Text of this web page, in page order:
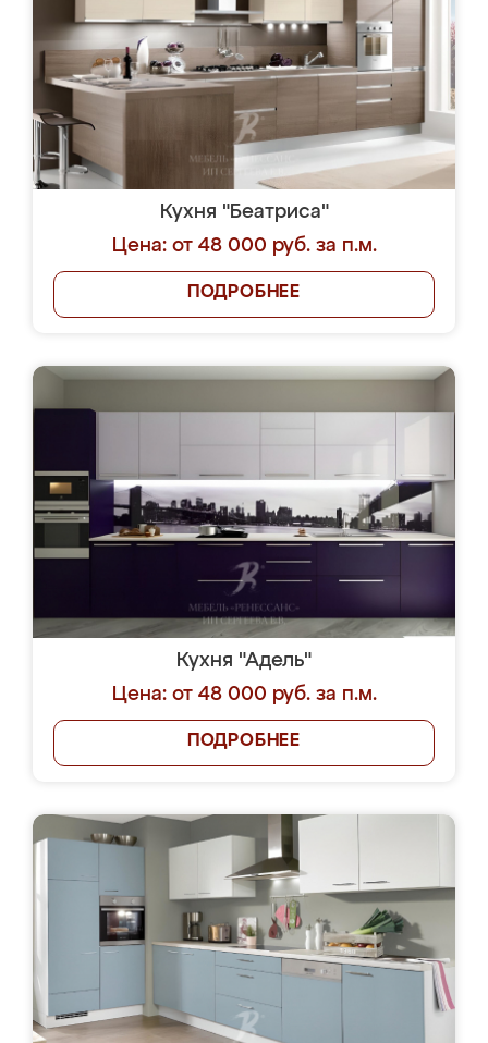
Кухня "Беатриса"
Цена: от 48 000 руб. за п.м.
ПОДРОБНЕЕ
Кухня "Адель"
Цена: от 48 000 руб. за п.м.
ПОДРОБНЕЕ